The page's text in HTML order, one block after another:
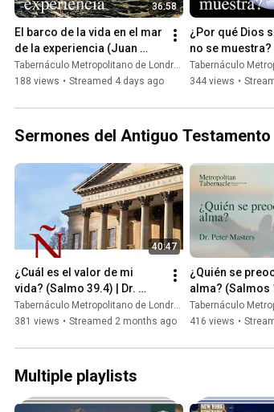
36:58
El barco de la vida en el mar
de la experiencia (Juan
6.20-21) | Pr. Chris Buss
Tabernáculo Metropolitano de Londres
188 views • Streamed 4 days ago
¿Por qué Dios
no se muestra?
7.19) | Dr. Peter
Tabernáculo
344 views •
Sermones del Antiguo Testamento
40:47
¿Cuál es el valor de mi
vida? (Salmo 39.4) | Dr.
Peter Masters
Tabernáculo Metropolitano de Londres
381 views • Streamed 2 months ago
¿Quién se
alma? (Salmos
Peter Masters
Tabernáculo
416 views •
Multiple playlists